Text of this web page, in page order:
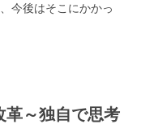
今後はそこにかかっ
革～独自で思考